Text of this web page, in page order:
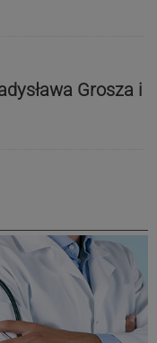
Grosza i